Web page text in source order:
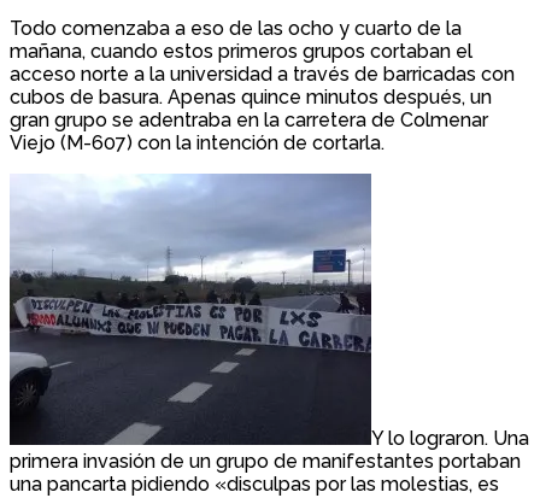
Todo comenzaba a eso de las ocho y cuarto de la
mañana, cuando estos primeros grupos cortaban el
acceso norte a la universidad a través de barricadas con
cubos de basura. Apenas quince minutos después, un
gran grupo se adentraba en la carretera de Colmenar
Viejo (M-607) con la intención de cortarla.
Y lo lograron. Una
primera invasión de un grupo de manifestantes portaban
una pancarta pidiendo «disculpas por las molestias, es